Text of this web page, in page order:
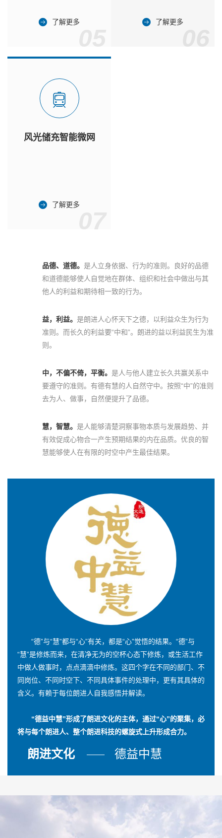
了解更多 了解更多
风光储充智能微网
了解更多
品德、道德。 是人立身依据、行为的准则。良好的品德
和道德能够使人自觉地在群体、组织和社会中做出与其
他人的利益和期待相一致的行为。
益，利益。 是朗进人心怀天下之德，以利益众生为行为
准则。而长久的利益要“中和”。朗进的益以利益民生为准
则。
中，不偏不倚，平衡。 是人与他人建立长久共赢关系中
要遵守的准则。有德有慧的人自然守中。按照“中”的准则
去为人、做事，自然便提升了品德。
慧，智慧。 是人能够清楚洞察事物本质与发展趋势、并
有效促成心物合一产生预期结果的内在品质。优良的智
慧能够使人在有限的时空中产生最佳结果。
“德”与“慧”都与“心”有关，都是“心”觉悟的结果。“德”与
“慧”是修炼而来，在清净无为的空杯心态下修炼，或生活工作
中做人做事时，点点滴滴中修炼。这四个字在不同的部门、不
同岗位、不同时空下、不同具体事件的处理中，更有其具体的
含义。有赖于每位朗进人自我感悟并解读。
“德益中慧”形成了朗进文化的主体，通过“心”的聚集，必
将与每个朗进人、整个朗进科技的螺旋式上升形成合力。
朗进文化 德益中慧